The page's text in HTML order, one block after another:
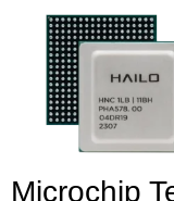
Microchip